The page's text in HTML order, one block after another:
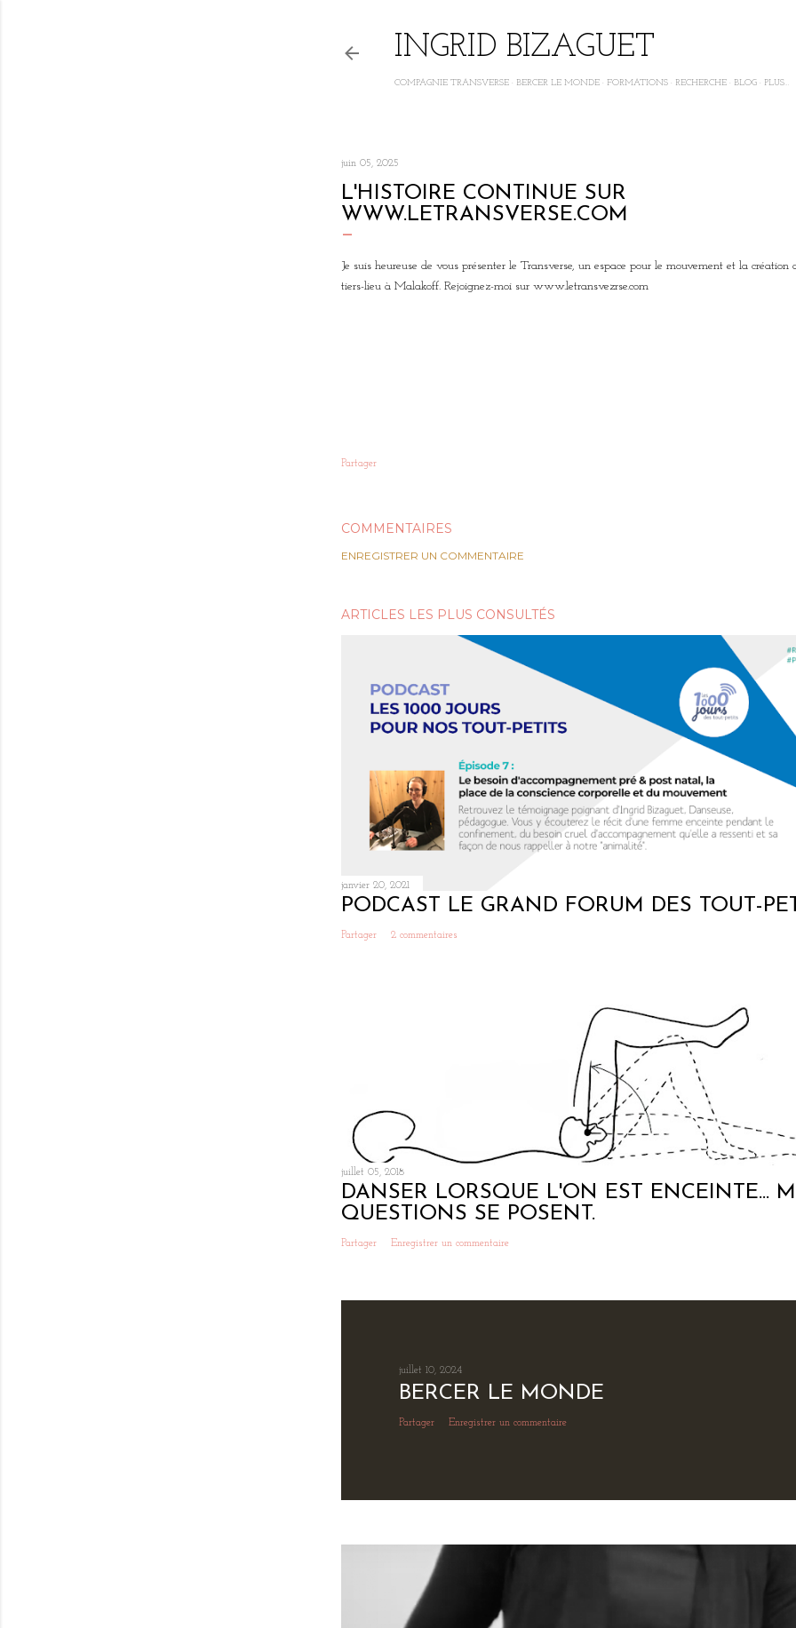
INGRID BIZAGUET
COMPAGNIE TRANSVERSE BERCER LE MONDE FORMATIONS RECHERCHE BLOG PLUS…
juin 05, 2025
L'HISTOIRE CONTINUE SUR
WWW.LETRANSVERSE.COM
Je suis heureuse de vous présenter le Transverse, un espace pour le mouvement et la création
tiers-lieu à Malakoff. Rejoignez-moi sur www.letransvezrse.com
Partager
COMMENTAIRES
ENREGISTRER UN COMMENTAIRE
ARTICLES LES PLUS CONSULTÉS
janvier 20, 2021
PODCAST LE GRAND FORUM DES TOUT-
Partager 2 commentaires
juillet 05, 2018
DANSER LORSQUE L'ON EST ENCEINTE...
QUESTIONS SE POSENT.
Partager Enregistrer un commentaire
juillet 10, 2024
BERCER LE MONDE
Partager Enregistrer un commentaire